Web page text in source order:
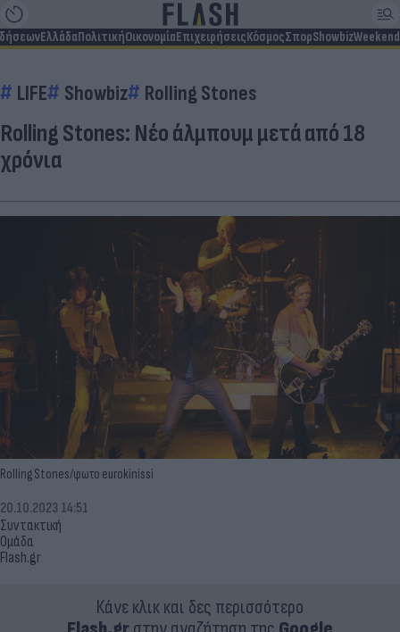
ΕλλάδαΠολιτικήΟικονομίαΕπιχειρήσειςΚόσμοςΣπορShowbizWeekend
LIFE Showbiz Rolling Stones
Rolling Stones: Νέο άλμπουμ μετά από 18
χρόνια
Rolling Stones/φωτο eurokinissi
Συντακτική
Ομάδα
Flash.gr
20.10.2023 14:51
Κάνε κλικ και δες περισσότερο